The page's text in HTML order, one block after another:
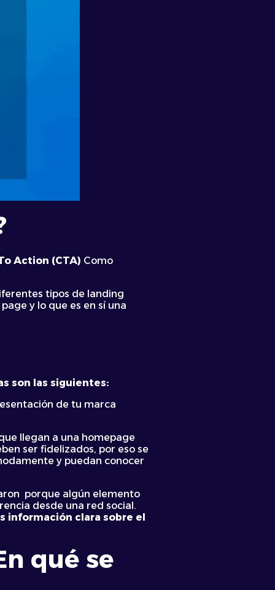
Action (CTA) Como
tipos de landing
y lo que es en sí una
son las siguientes:
de tu marca
llegan a una homepage
ser fidelizados, por eso se
y puedan conocer
porque algún elemento
desde una red social.
información clara sobre el
qué se